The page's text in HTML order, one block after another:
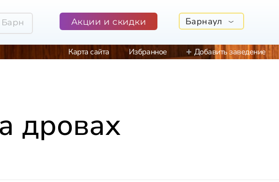
Акции и скидки Барнаул
Карта сайта Избранное Добавить заведение
дровах